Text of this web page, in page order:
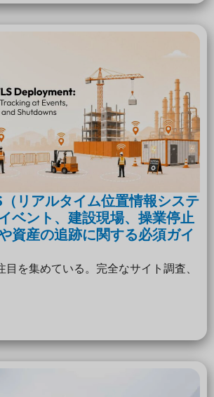
（リアルタイム位置情報システ
ベント、建設現場、操業停止
資産の追跡に関する必須ガイ
目を集めている。完全なサイト調査、